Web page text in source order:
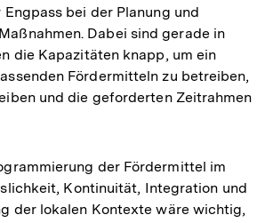
bei der Planung und
Dabei sind gerade in
die Kapazitäten knapp, um ein
Fördermitteln zu betreiben,
und die geforderten Zeitrahmen
der Fördermittel im
Kontinuität, Integration und
der lokalen Kontexte wäre wichtig,